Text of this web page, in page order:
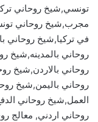
تونسي,شيخ روحاني
مجرب,شيخ روحاني
في تركيا,شيخ روحاني
روحاني بالمدينه,شيخ
روحاني بالاردن,شيخ
روحاني باليمن,شيخ
العمل,شيخ روحاني
روحاني اردني, معالج